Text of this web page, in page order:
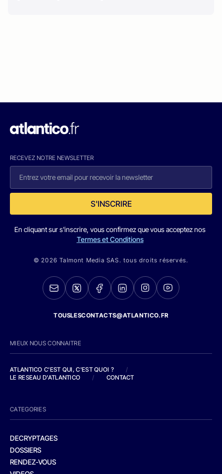
RECEVEZ NOTRE NEWSLETTER
S'INSCRIRE
En cliquant sur s'inscrire, vous confirmez que vous acceptez nos
Termes et Conditions
© 2026 Talmont Media SAS. tous droits réservés.
TOUSLESCONTACTS@ATLANTICO.FR
MIEUX NOUS CONNAITRE
ATLANTICO C'EST QUI, C'EST QUOI ?
/
LE RESEAU D'ATLANTICO
/ CONTACT
CATEGORIES
DECRYPTAGES
DOSSIERS
RENDEZ-VOUS